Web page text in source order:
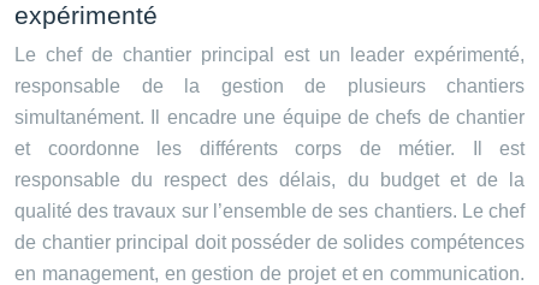
expérimenté
Le chef de chantier principal est un leader expérimenté,
responsable de la gestion de plusieurs chantiers
simultanément. Il encadre une équipe de chefs de chantier
et coordonne les différents corps de métier. Il est
responsable du respect des délais, du budget et de la
qualité des travaux sur l’ensemble de ses chantiers. Le chef
de chantier principal doit posséder de solides compétences
en management, en gestion de projet et en communication.